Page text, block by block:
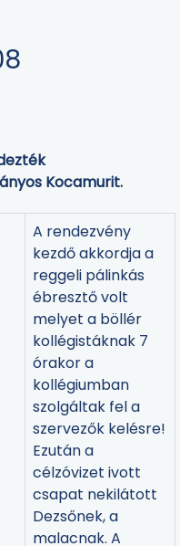
Kocamurit.
A rendezvény
kezdő akkordja a
reggeli pálinkás
ébresztő volt
melyet a böllér
kollégistáknak 7
órakor a
kollégiumban
szolgáltak fel a
szervezők kelésre!
Ezután a
célzóvizet ivott
csapat nekilátott
Dezsőnek, a
malacnak. A